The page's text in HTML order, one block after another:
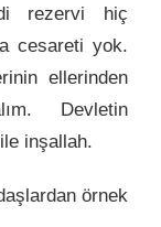
rezervi hiç
cesareti yok.
ellerinden
Devletin
inşallah.
örnek